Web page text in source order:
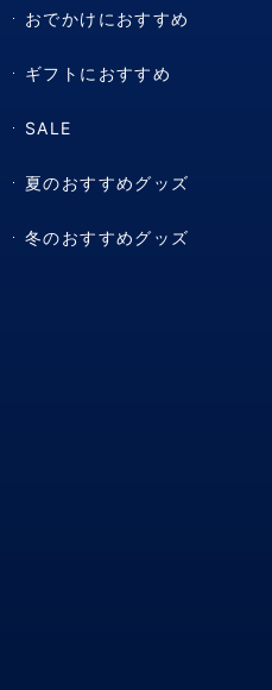
おでかけにおすすめ
ギフトにおすすめ
SALE
夏のおすすめグッズ
冬のおすすめグッズ